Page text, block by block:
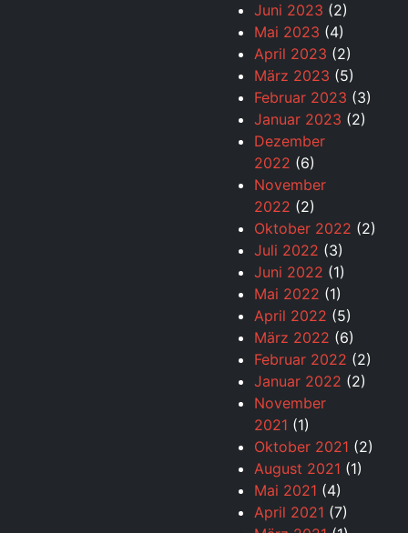
Juni 2023 (2)
Mai 2023 (4)
April 2023 (2)
März 2023 (5)
Februar 2023 (3)
Januar 2023 (2)
Dezember
2022 (6)
November
2022 (2)
Oktober 2022 (2)
Juli 2022 (3)
Juni 2022 (1)
Mai 2022 (1)
April 2022 (5)
März 2022 (6)
Februar 2022 (2)
Januar 2022 (2)
November
2021 (1)
Oktober 2021 (2)
August 2021 (1)
Mai 2021 (4)
April 2021 (7)